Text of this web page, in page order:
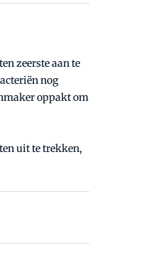
zeerste aan te
nog
oppakt om
uit te trekken,